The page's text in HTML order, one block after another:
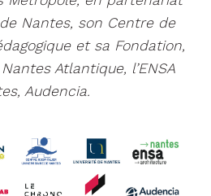
Nantes, son Centre de
et sa Fondation,
Atlantique, l’ENSA
Audencia.